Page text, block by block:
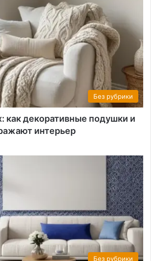
Без рубрики
как декоративные подушки и
интерьер
Без рубрики